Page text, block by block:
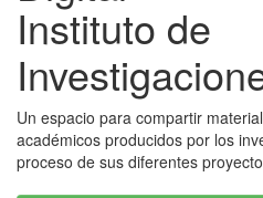
Instituto de
Un espacio para compartir
académicos producidos por los
proceso de sus diferentes